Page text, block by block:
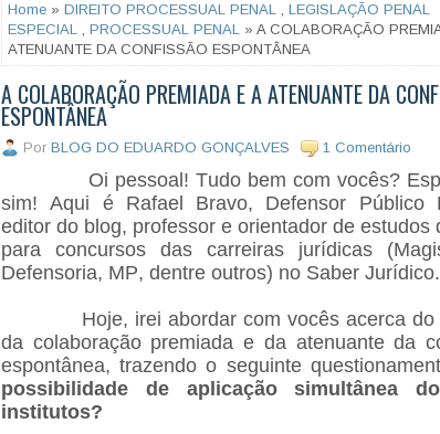
Home » DIREITO PROCESSUAL PENAL , LEGISLAÇÃO PENAL
ESPECIAL , PROCESSUAL PENAL » A COLABORAÇÃO
ATENUANTE DA CONFISSÃO ESPONTÂNEA
A COLABORAÇÃO PREMIADA E A ATENUANTE DA
ESPONTÂNEA
Por BLOG DO EDUARDO GONÇALVES 1 Comentário
Oi pessoal! Tudo bem com vocês?
sim! Aqui é Rafael Bravo, Defensor Público
editor do blog, professor e orientador de estudos
para concursos das carreiras jurídicas
Defensoria, MP, dentre outros) no Saber Jurídico.
Hoje, irei abordar com vocês acerca do
da colaboração premiada e da atenuante da
espontânea, trazendo o seguinte
possibilidade de aplicação simultânea
institutos?